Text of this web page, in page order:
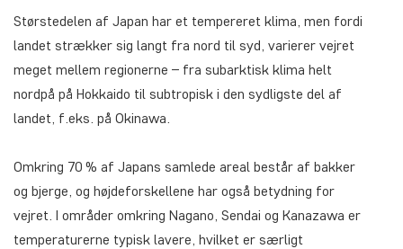
Størstedelen af Japan har et tempereret klima, men fordi
landet strækker sig langt fra nord til syd, varierer vejret
meget mellem regionerne – fra subarktisk klima helt
nordpå på Hokkaido til subtropisk i den sydligste del af
landet, f.eks. på Okinawa.
Omkring 70 % af Japans samlede areal består af bakker
og bjerge, og højdeforskellene har også betydning for
vejret. I områder omkring Nagano, Sendai og Kanazawa er
temperaturerne typisk lavere, hvilket er særligt